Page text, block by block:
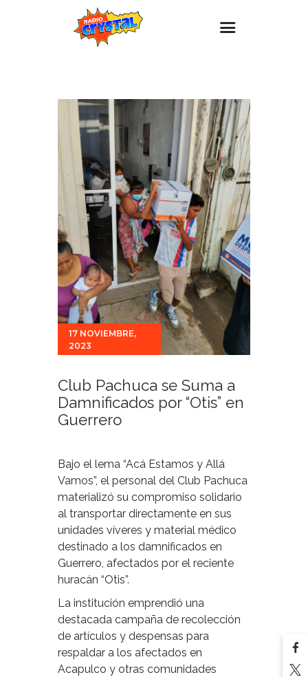
Estaciones
Eventos
Promociones
Noticias
Para ti
Contacto
17 NOVIEMBRE,
2023
Club Pachuca se Suma a
Damnificados por “Otis” en
Guerrero
Bajo el lema “Acá Estamos y Allá
Vamos”, el personal del Club Pachuca
materializó su compromiso solidario
al transportar directamente en sus
unidades víveres y material médico
destinado a los damnificados en
Guerrero, afectados por el reciente
huracán “Otis”.
La institución emprendió una
destacada campaña de recolección
de artículos y despensas para
respaldar a los afectados en
Acapulco y otras comunidades